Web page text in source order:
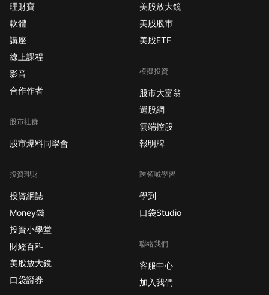
理財寶
軟體
講座
線上課程
影音
合作作者
股市社群
股市爆料同學會
投資理財
投資網誌
Money錢
投資小學堂
財經百科
美股放大鏡
口袋證券
美股放大鏡
美股股市
美股ETF
模擬投資
股市大富翁
選股網
雲端控股
報明牌
跨領域學習
學到
口袋Studio
聯絡我們
客服中心
加入我們